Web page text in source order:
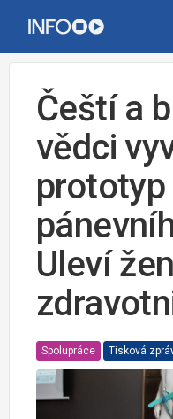
Čeští a
vědci
Uleví
Spolupráce Tisková